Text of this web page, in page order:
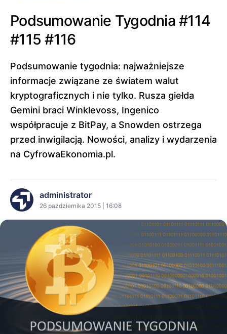
Podsumowanie Tygodnia #114
#115 #116
Podsumowanie tygodnia: najważniejsze
informacje związane ze światem walut
kryptograficznych i nie tylko. Rusza giełda
Gemini braci Winklevoss, Ingenico
współpracuje z BitPay, a Snowden ostrzega
przed inwigilacją. Nowości, analizy i wydarzenia
na CyfrowaEkonomia.pl.
administrator
26 października 2015 | 16:08